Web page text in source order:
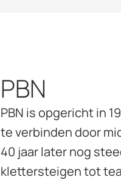
PBN
PBN is opgericht in
te verbinden door
40 jaar later nog
klettersteigen tot